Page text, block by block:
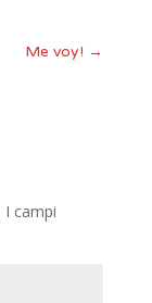
Me voy! →
I campi